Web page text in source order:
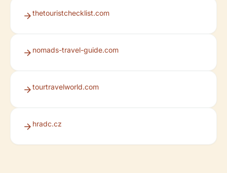
thetouristchecklist.com
nomads-travel-guide.com
tourtravelworld.com
hradc.cz